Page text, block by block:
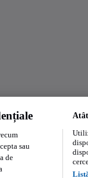
Încearcă
sau
de